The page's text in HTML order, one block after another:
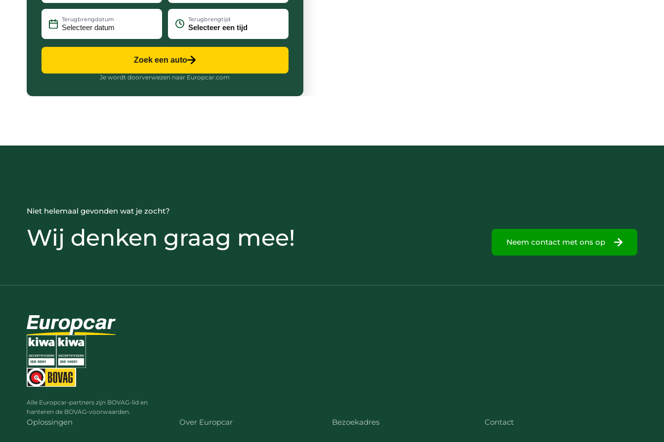
Terugbrengdatum Terugbrengtijd
Zoek een auto
Je wordt doorverwezen naar Europcar.com
Niet helemaal gevonden wat je zocht?
Wij denken graag mee! Neem contact met ons op
Alle Europcar-partners zijn BOVAG-lid en
hanteren de BOVAG-voorwaarden.
Oplossingen Over Europcar Bezoekadres Contact